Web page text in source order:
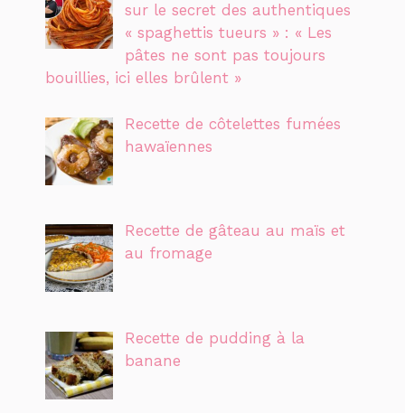
sur le secret des authentiques
« spaghettis tueurs » : « Les
pâtes ne sont pas toujours
bouillies, ici elles brûlent »
Recette de côtelettes fumées
hawaïennes
Recette de gâteau au maïs et
au fromage
Recette de pudding à la
banane